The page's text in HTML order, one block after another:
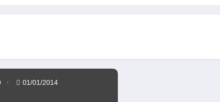
da Ponte 25 abril – CR60A
01/01/2014